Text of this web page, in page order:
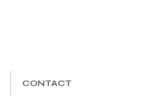
CONTACT